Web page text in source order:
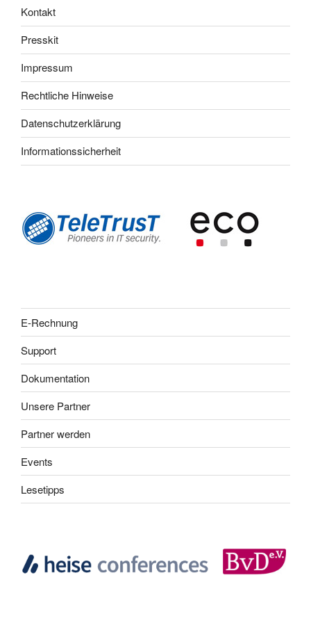
Kontakt
Presskit
Impressum
Rechtliche Hinweise
Datenschutzerklärung
Informationssicherheit
E-Rechnung
Support
Dokumentation
Unsere Partner
Partner werden
Events
Lesetipps